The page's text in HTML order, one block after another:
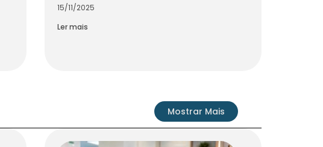
15/11/2025
Ler mais
Mostrar Mais